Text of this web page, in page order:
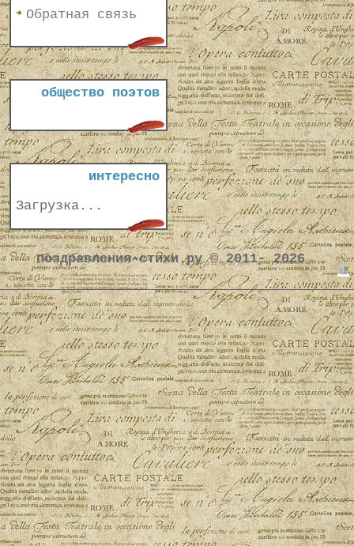
Обратная связь
общество поэтов
интересно
Загрузка...
поздравления-стихи.ру © 2011- 2026